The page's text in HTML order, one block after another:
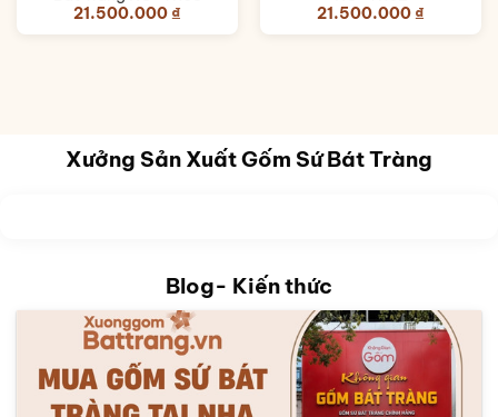
21.500.000₫
21.500.000₫
Xưởng Sản Xuất Gốm Sứ Bát Tràng
Blog- Kiến thức